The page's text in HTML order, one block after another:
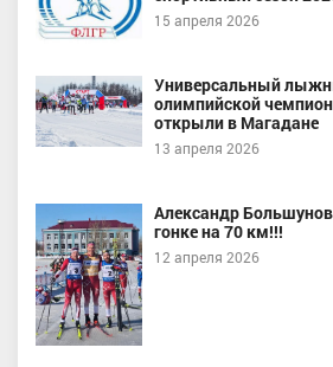
15 апреля 2026
Универсальный
олимпийской
открыли в Магадане
13 апреля 2026
Александр
гонке на 70 км!!!
12 апреля 2026